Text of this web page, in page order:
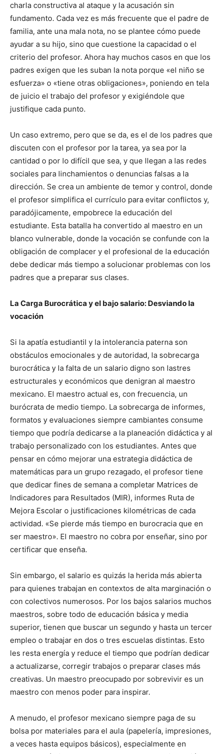
charla constructiva al ataque y la acusación sin
fundamento. Cada vez es más frecuente que el padre de
familia, ante una mala nota, no se plantee cómo puede
ayudar a su hijo, sino que cuestione la capacidad o el
criterio del profesor. Ahora hay muchos casos en que los
padres exigen que les suban la nota porque «el niño se
esfuerza» o «tiene otras obligaciones», poniendo en tela
de juicio el trabajo del profesor y exigiéndole que
justifique cada punto.
Un caso extremo, pero que se da, es el de los padres que
discuten con el profesor por la tarea, ya sea por la
cantidad o por lo difícil que sea, y que llegan a las redes
sociales para linchamientos o denuncias falsas a la
dirección. Se crea un ambiente de temor y control, donde
el profesor simplifica el currículo para evitar conflictos y,
paradójicamente, empobrece la educación del
estudiante. Esta batalla ha convertido al maestro en un
blanco vulnerable, donde la vocación se confunde con la
obligación de complacer y el profesional de la educación
debe dedicar más tiempo a solucionar problemas con los
padres que a preparar sus clases.
La Carga Burocrática y el bajo salario: Desviando la
vocación
Si la apatía estudiantil y la intolerancia paterna son
obstáculos emocionales y de autoridad, la sobrecarga
burocrática y la falta de un salario digno son lastres
estructurales y económicos que denigran al maestro
mexicano. El maestro actual es, con frecuencia, un
burócrata de medio tiempo. La sobrecarga de informes,
formatos y evaluaciones siempre cambiantes consume
tiempo que podría dedicarse a la planeación didáctica y al
trabajo personalizado con los estudiantes. Antes que
pensar en cómo mejorar una estrategia didáctica de
matemáticas para un grupo rezagado, el profesor tiene
que dedicar fines de semana a completar Matrices de
Indicadores para Resultados (MIR), informes Ruta de
Mejora Escolar o justificaciones kilométricas de cada
actividad. «Se pierde más tiempo en burocracia que en
ser maestro». El maestro no cobra por enseñar, sino por
certificar que enseña.
Sin embargo, el salario es quizás la herida más abierta
para quienes trabajan en contextos de alta marginación o
con colectivos numerosos. Por los bajos salarios muchos
maestros, sobre todo de educación básica y media
superior, tienen que buscar un segundo y hasta un tercer
empleo o trabajar en dos o tres escuelas distintas. Esto
les resta energía y reduce el tiempo que podrían dedicar
a actualizarse, corregir trabajos o preparar clases más
creativas. Un maestro preocupado por sobrevivir es un
maestro con menos poder para inspirar.
A menudo, el profesor mexicano siempre paga de su
bolsa por materiales para el aula (papelería, impresiones,
a veces hasta equipos básicos), especialmente en